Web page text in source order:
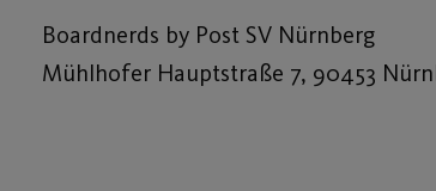
Boardnerds by Post SV Nürnberg
Mühlhofer Hauptstraße 7, 90453